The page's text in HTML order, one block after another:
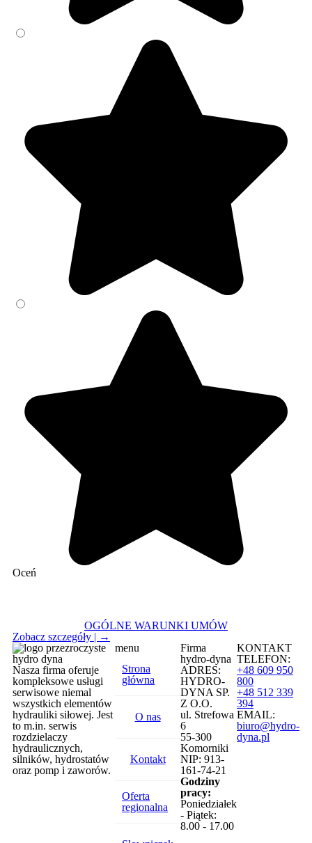
Oceń
OGÓLNE WARUNKI UMÓW
Zobacz szczegóły | →
Nasza firma oferuje
kompleksowe usługi
serwisowe niemal
wszystkich elementów
hydrauliki siłowej. Jest
to m.in. serwis
rozdzielaczy
hydraulicznych,
silników, hydrostatów
oraz pomp i zaworów.
menu
Strona
główna
O nas
Kontakt
Oferta
regionalna
Firma
hydro-dyna
ADRES:
HYDRO-
DYNA SP.
Z O.O.
ul. Strefowa
6
55-300
Komorniki
NIP: 913-
161-74-21
Godziny
pracy:
Poniedziałek
- Piątek:
8.00 - 17.00
KONTAKT
TELEFON:
+48 609 950
800
+48 512 339
394
EMAIL:
biuro@hydro-
dyna.pl